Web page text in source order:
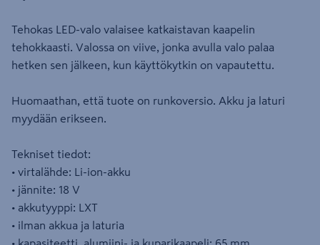
Tehokas LED-valo valaisee katkaistavan kaapelin
tehokkaasti. Valossa on viive, jonka avulla valo palaa
hetken sen jälkeen, kun käyttökytkin on vapautettu.
Huomaathan, että tuote on runkoversio. Akku ja laturi
myydään erikseen.
Tekniset tiedot:
• virtalähde: Li-ion-akku
• jännite: 18 V
• akkutyyppi: LXT
• ilman akkua ja laturia